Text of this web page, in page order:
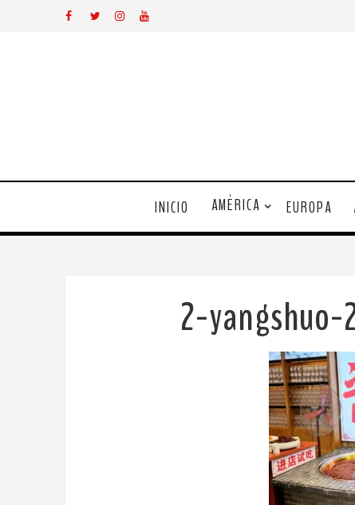
INICIO AMÉRICA EUROPA
2-